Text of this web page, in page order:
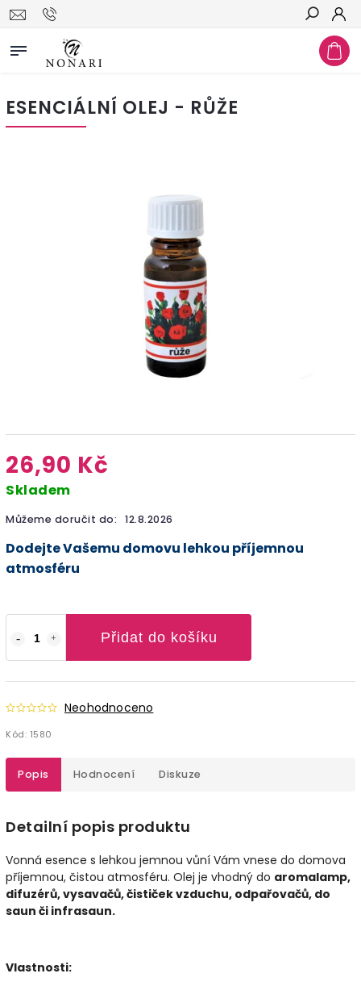
Hledat
ESENCIÁLNÍ OLEJ - RŮŽE
26,90 Kč
Skladem
Můžeme doručit do: 12.8.2026
Přidat do košíku
Neohodnoceno
Kód: 1580
Dodejte Vašemu domovu lehkou příjemnou
atmosféru
Popis Hodnocení Diskuze
Detailní popis produktu
Vonná esence s lehkou jemnou vůní Vám vnese do domova
příjemnou, čistou atmosféru. Olej je vhodný do aromalamp,
difuzérů, vysavačů, čističek vzduchu, odpařovačů, do
saun či infrasaun.
Vlastnosti: